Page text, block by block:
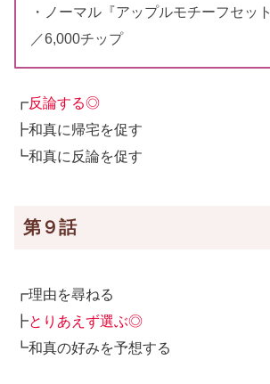
・ノーマル『アップルモチーフセッ
／6,000チップ
┏反論する◎
┣和真に帰宅を促す
┗和真に反論を促す
第９話
┏理由を尋ねる
┣とりあえず選ぶ◎
┗和真の好みを予想する